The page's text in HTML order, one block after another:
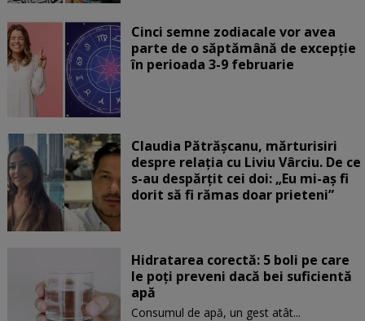
Cinci semne zodiacale vor avea
parte de o săptămână de excepție
în perioada 3-9 februarie
Claudia Pătrășcanu, mărturisiri
despre relația cu Liviu Vârciu. De ce
s-au despărțit cei doi: „Eu mi-aș fi
dorit să fi rămas doar prieteni”
Hidratarea corectă: 5 boli pe care
le poți preveni dacă bei suficientă
apă
Consumul de apă, un gest atât...